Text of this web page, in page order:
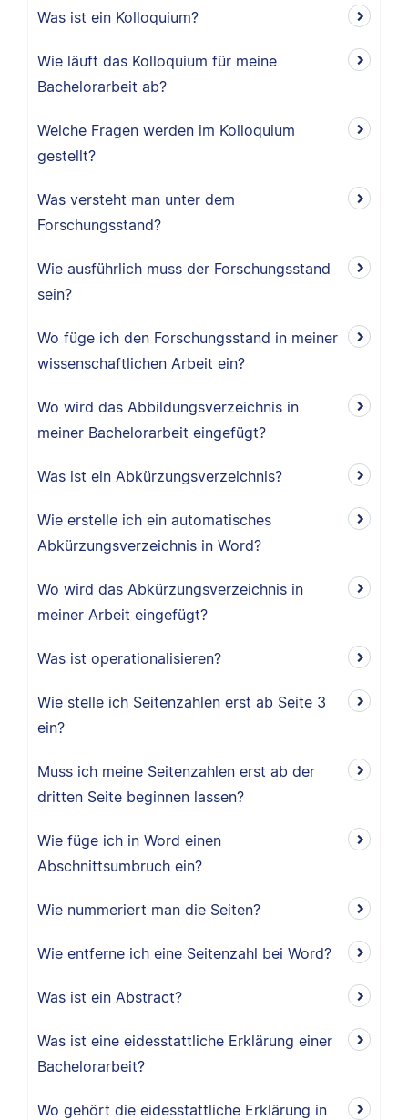
Was ist ein Kolloquium?
Wie läuft das Kolloquium für meine
Bachelorarbeit ab?
Welche Fragen werden im Kolloquium
gestellt?
Was versteht man unter dem
Forschungsstand?
Wie ausführlich muss der Forschungsstand
sein?
Wo füge ich den Forschungsstand in meiner
wissenschaftlichen Arbeit ein?
Wo wird das Abbildungsverzeichnis in
meiner Bachelorarbeit eingefügt?
Was ist ein Abkürzungsverzeichnis?
Wie erstelle ich ein automatisches
Abkürzungsverzeichnis in Word?
Wo wird das Abkürzungsverzeichnis in
meiner Arbeit eingefügt?
Was ist operationalisieren?
Wie stelle ich Seitenzahlen erst ab Seite 3
ein?
Muss ich meine Seitenzahlen erst ab der
dritten Seite beginnen lassen?
Wie füge ich in Word einen
Abschnittsumbruch ein?
Wie nummeriert man die Seiten?
Wie entferne ich eine Seitenzahl bei Word?
Was ist ein Abstract?
Was ist eine eidesstattliche Erklärung einer
Bachelorarbeit?
Wo gehört die eidesstattliche Erklärung in